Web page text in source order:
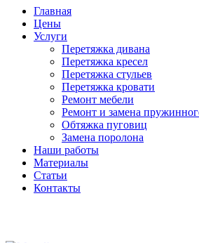
Главная
Цены
Услуги
Перетяжка дивана
Перетяжка кресел
Перетяжка стульев
Перетяжка кровати
Ремонт мебели
Ремонт и замена
Обтяжка пуговиц
Замена поролона
Наши работы
Материалы
Статьи
Контакты